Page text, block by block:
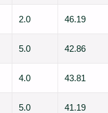
2.0 46.19
5.0 42.86
4.0 43.81
5.0 41.19